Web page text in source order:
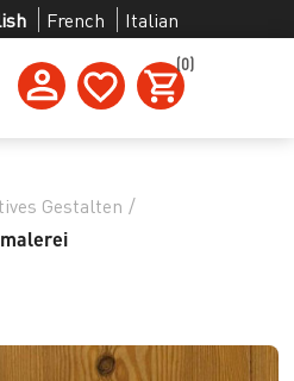
French Italian
(0)
Gestalten /